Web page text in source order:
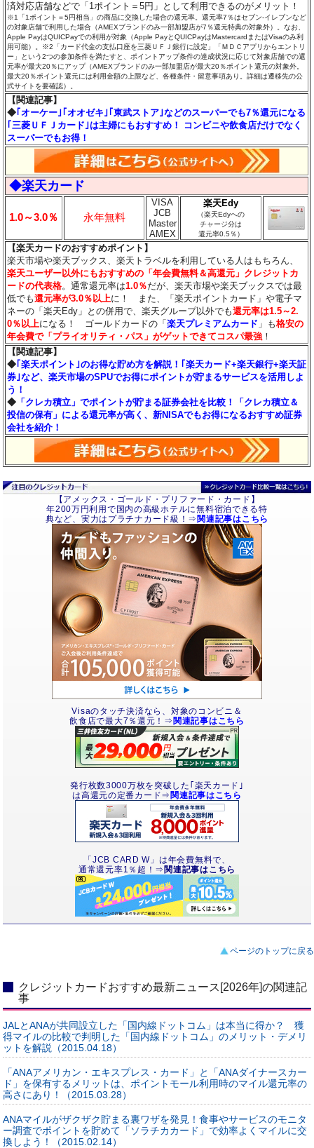
済対応店舗などで「1ポイント＝5円」として利用できるのがメリット！
※1「1ポイント＝5円相当」の商品に交換した場合の還元率。還元率7％はセブン‐イレブンなど
の対象店舗で利用した場合（AMEXブランドのみ一部加盟店が7％還元特典の対象外）。なお、
Apple PayはQUICPayでの利用が対象（Apple PayとQUICPayはMastercardまたはVisaのみ利
用可能）。※2「カード代金の支払口座を三菱ＵＦＪ銀行に設定」「ＭＤＣアプリからエントリ
ー」という2つの参加条件を満たすと、ポイントアップ条件の達成状況に応じて対象店舗での還
元率が最大20％にアップ（AMEXブランドのみ一部加盟店が最大20％ポイント還元の対象外。
最大20％ポイント還元には利用金額の上限など、各種条件・留意事項あり。詳細は遷移先の公
式サイトを要確認）。
【関連記事】
◆｢オーケー｣｢オオゼキ｣｢東武ストア｣などのスーパーでも7％還元になる
｢三菱ＵＦＪカード｣は主婦にもおすすめ！ コンビニや飲食店だけでなく
スーパーでもお得！
◆楽天カード
1.0～3.0％ 永年無料
VISA
JCB
Master
AMEX
楽天Edy
（楽天Edyへの
チャージ分は
還元率0.5％）
【楽天カードのおすすめポイント】
楽天市場や楽天ブックス、楽天トラベルを利用している人はもちろん、
楽天ユーザー以外にもおすすめの「年会費無料＆高還元」クレジットカ
ードの代表格。通常還元率は1.0％だが、楽天市場や楽天ブックスでは最
低でも還元率が3.0％以上に！ また、「楽天ポイントカード」や電子マ
ネーの「楽天Edy」との併用で、楽天グループ以外でも還元率は1.5～2.
0％以上になる！ ゴールドカードの「楽天プレミアムカード 」も格安の
年会費で「プライオリティ・パス」がゲットできてコスパ最強 ！
【関連記事】
◆｢楽天ポイント｣のお得な貯め方を解説！｢楽天カード+楽天銀行+楽天証
券｣など、楽天市場のSPUでお得にポイントが貯まるサービスを活用しよ
う！
◆ 「クレカ積立」でポイントが貯まる証券会社を比較！「クレカ積立＆
投信の保有」による還元率が高く、新NISAでもお得になるおすすめ証券
会社を紹介！
【アメックス・ゴールド・プリファード・カード】
年200万円利用で国内の高級ホテルに無料宿泊できる特
典など、実力はプラチナカード級！⇒ 関連記事はこちら
Visaのタッチ決済なら、対象のコンビニ＆
飲食店で最大7％還元！⇒ 関連記事はこちら
発行枚数3000万枚を突破した｢楽天カード｣
は高還元の定番カード⇒ 関連記事はこちら
「JCB CARD W」は年会費無料で、
通常還元率1％超！⇒ 関連記事はこちら
ページのトップに戻る
クレジットカードおすすめ最新ニュース[2026年]の関連記
事
JALとANAが共同設立した「国内線ドットコム」は本当に得か？ 獲
得マイルの比較で判明した「国内線ドットコム」のメリット・デメリ
ットを解説（2015.04.18）
「ANAアメリカン・エキスプレス・カード」と「ANAダイナースカー
ド」を保有するメリットは、ポイントモール利用時のマイル還元率の
高さにあり！（2015.03.28）
ANAマイルがザクザク貯まる裏ワザを発見！食事やサービスのモニタ
ー調査でポイントを貯めて「ソラチカカード」で効率よくマイルに交
換しよう！（2015.02.14）